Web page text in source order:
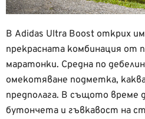
В Adidas Ultra Boost открих
прекрасната комбинация от
маратонки. Средна по
омекотяване подметка,
предполага. В същото време
бутончета и гъвкавост на